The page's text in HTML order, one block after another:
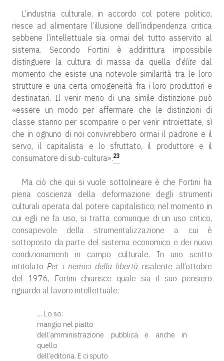
L’industria culturale, in accordo col potere politico,
riesce ad alimentare l’illusione dell’indipendenza critica
sebbene l’intellettuale sia ormai del tutto asservito al
sistema. Secondo Fortini è addirittura impossibile
distinguere la cultura di massa da quella d’élite dal
momento che esiste una notevole similarità tra le loro
strutture e una certa omogeneità fra i loro produttori e
destinatari. Il venir meno di una simile distinzione può
«essere un modo per affermare che le distinzioni di
classe stanno per scomparire o per venir introiettate, sì
che in ognuno di noi convivrebbero ormai il padrone e il
servo, il capitalista e lo sfruttato, il produttore e il
consumatore di sub-cultura».23
Ma ciò che qui si vuole sottolineare è che Fortini ha
piena coscienza della deformazione degli strumenti
culturali operata dal potere capitalistico; nel momento in
cui egli ne fa uso, si tratta comunque di un uso critico,
consapevole della strumentalizzazione a cui è
sottoposto da parte del sistema economico e dei nuovi
condizionamenti in campo culturale. In uno scritto
intitolatoPer i nemici della libertà risalente all’ottobre
del 1976, Fortini chiarisce quale sia il suo pensiero
riguardo al lavoro intellettuale:
… Lo so:
mangio nel piatto
dell’amministrazione pubblica e anche in
quello
dell’editoria. E ci sputo